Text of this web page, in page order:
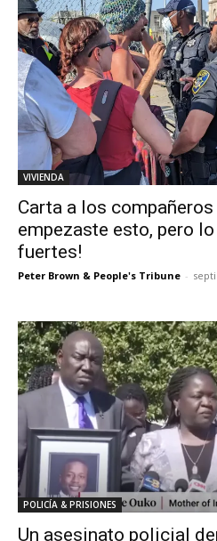
VIVIENDA
Carta a los compañeros
empezaste esto, pero lo
fuertes!
Peter Brown & People's Tribune -
POLICÍA & PRISIONES
Un asesinato policial